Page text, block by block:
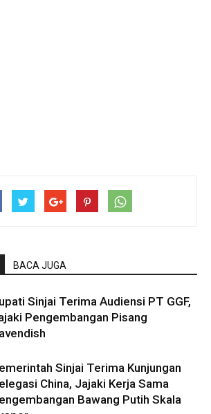
BACA JUGA
Sinjai Terima Audiensi PT GGF,
Pengembangan Pisang
Sinjai Terima Kunjungan
China, Jajaki Kerja Sama
Bawang Putih Skala